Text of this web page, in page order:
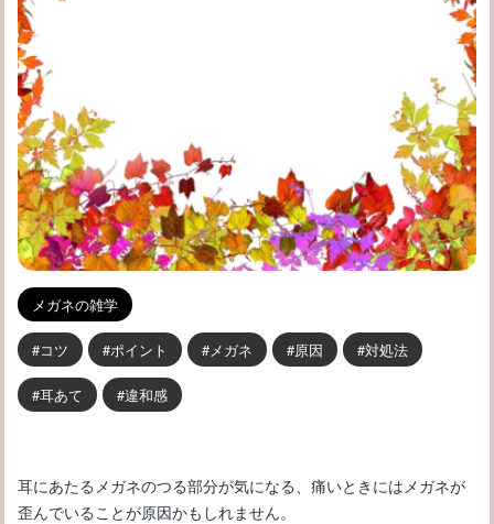
メガネの雑学
コツ ポイント メガネ 原因 対処法
耳あて 違和感
耳にあたるメガネのつる部分が気になる、痛いときにはメガネが
歪んでいることが原因かもしれません。